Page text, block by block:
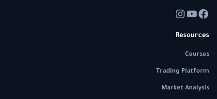
Resources
Courses
Trading Platform
Market Analysis